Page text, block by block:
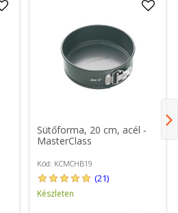
Sütőforma, 20 cm, acél -
MasterClass
Kód: KCMCHB19
(21)
Készleten